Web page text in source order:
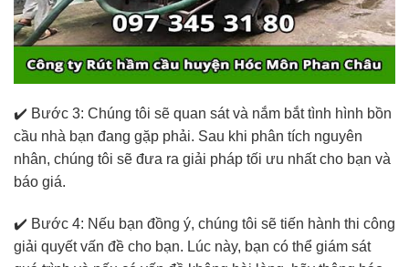
✔️ Bước 3: Chúng tôi sẽ quan sát và nắm bắt tình hình bồn
cầu nhà bạn đang gặp phải. Sau khi phân tích nguyên
nhân, chúng tôi sẽ đưa ra giải pháp tối ưu nhất cho bạn và
báo giá.
✔️ Bước 4: Nếu bạn đồng ý, chúng tôi sẽ tiến hành thi công
giải quyết vấn đề cho bạn. Lúc này, bạn có thể giám sát